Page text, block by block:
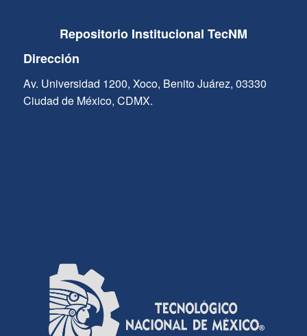
Repositorio Institucional TecNM
Dirección
Av. Universidad 1200, Xoco, Benito Juárez, 03330
Ciudad de México, CDMX.